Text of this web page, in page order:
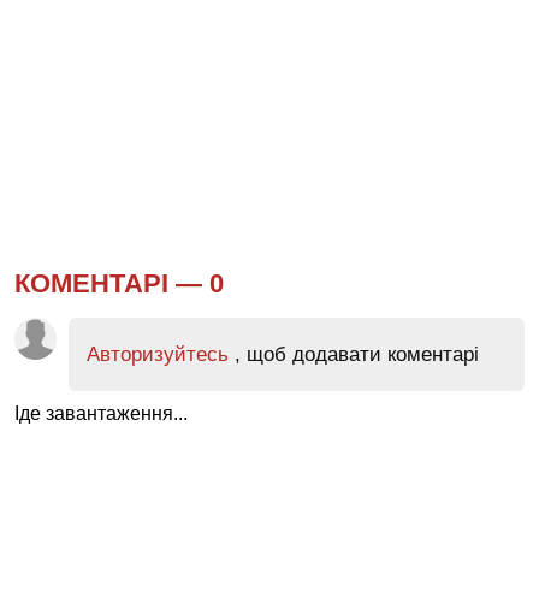
КОМЕНТАРІ — 0
Авторизуйтесь , щоб додавати коментарі
Іде завантаження...